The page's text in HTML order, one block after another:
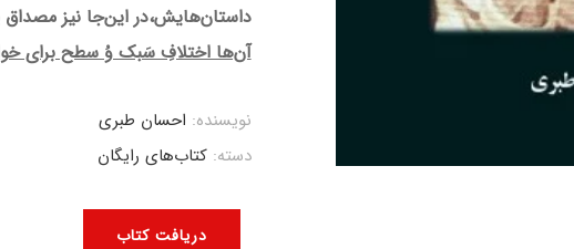
داستان‌هایش،در این‌جا نیز مصداق
آن‌ها اختلافِ سَبک وُ سطح برای
دریافت کتاب
نویسنده: احسان طبری
دسته: کتاب‌های رایگان